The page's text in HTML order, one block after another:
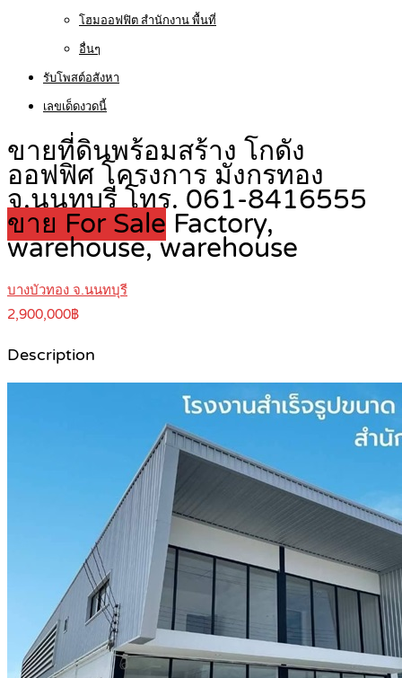
โฮมออฟฟิต สำนักงาน พื้นที่
อื่นๆ
รับโพสต์อสังหา
เลขเด็ดงวดนี้
ขายที่ดินพร้อมสร้าง โกดัง
ออฟฟิศ โครงการ มังกรทอง
จ.นนทบุรี โทร. 061-8416555
ขาย For Sale Factory,
warehouse, warehouse
บางบัวทอง จ.นนทบุรี
2,900,000฿
Description